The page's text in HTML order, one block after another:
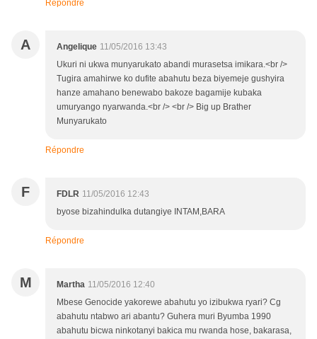
Répondre
A Angelique 11/05/2016 13:43
Ukuri ni ukwa munyarukato abandi murasetsa imikara.<br />
Tugira amahirwe ko dufite abahutu beza biyemeje gushyira
hanze amahano benewabo bakoze bagamije kubaka
umuryango nyarwanda.<br /> <br /> Big up Brather
Munyarukato
Répondre
F FDLR 11/05/2016 12:43
byose bizahindulka dutangiye INTAM,BARA
Répondre
M Martha 11/05/2016 12:40
Mbese Genocide yakorewe abahutu yo izibukwa ryari? Cg
abahutu ntabwo ari abantu? Guhera muri Byumba 1990
abahutu bicwa ninkotanyi bakica mu rwanda hose, bakarasa,